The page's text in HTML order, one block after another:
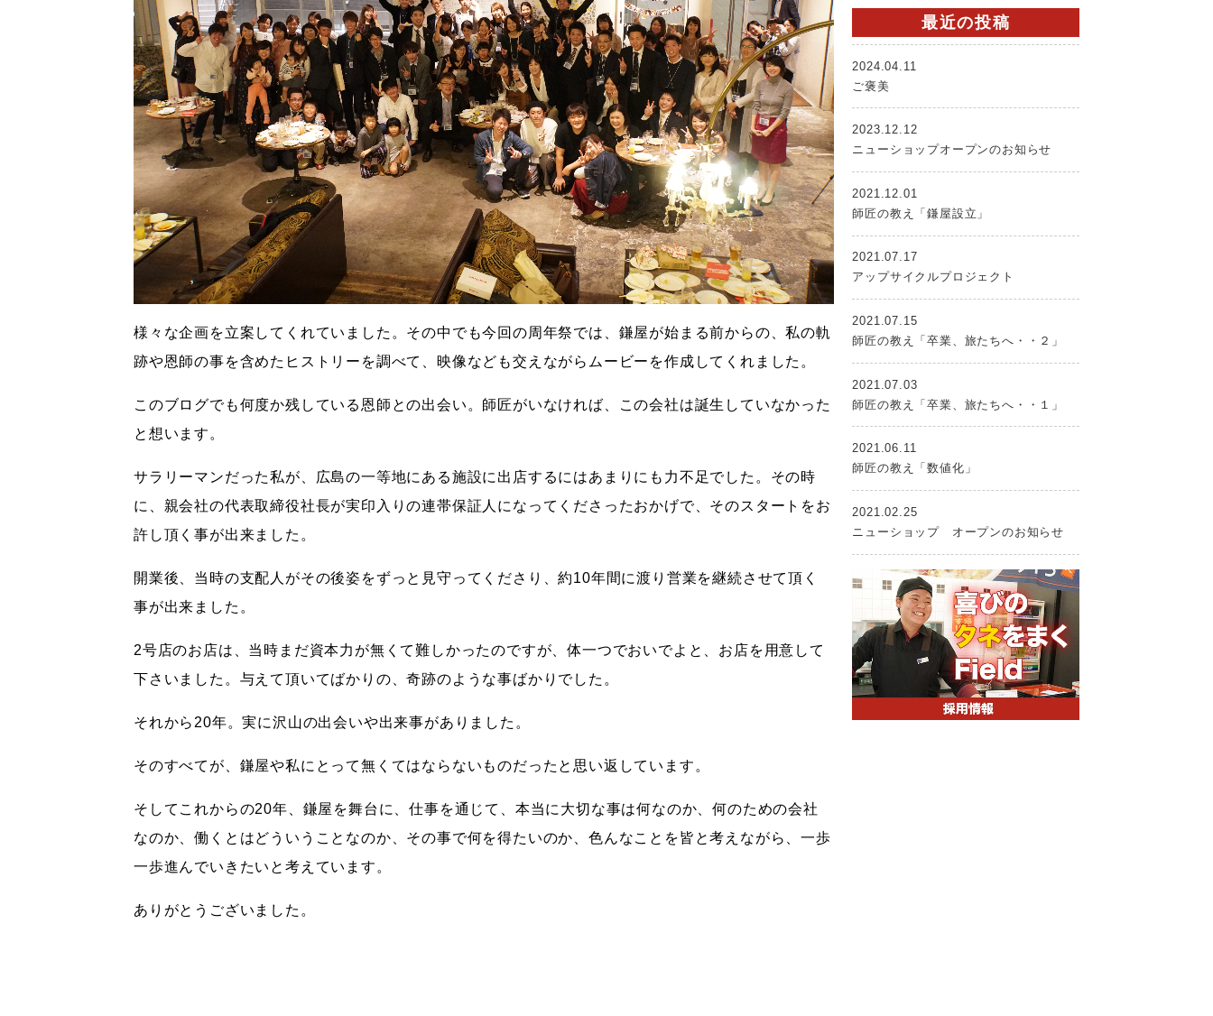
様々な企画を立案してくれていました。その中でも今回の周年祭では、鎌屋が始まる前からの、私の軌
跡や恩師の事を含めたヒストリーを調べて、映像なども交えながらムービーを作成してくれました。
このブログでも何度か残している恩師との出会い。師匠がいなければ、この会社は誕生していなかった
と想います。
サラリーマンだった私が、広島の一等地にある施設に出店するにはあまりにも力不足でした。その時
に、親会社の代表取締役社長が実印入りの連帯保証人になってくださったおかげで、そのスタートをお
許し頂く事が出来ました。
開業後、当時の支配人がその後姿をずっと見守ってくださり、約10年間に渡り営業を継続させて頂く
事が出来ました。
2号店のお店は、当時まだ資本力が無くて難しかったのですが、体一つでおいでよと、お店を用意して
下さいました。与えて頂いてばかりの、奇跡のような事ばかりでした。
それから20年。実に沢山の出会いや出来事がありました。
そのすべてが、鎌屋や私にとって無くてはならないものだったと思い返しています。
そしてこれからの20年、鎌屋を舞台に、仕事を通じて、本当に大切な事は何なのか、何のための会社
なのか、働くとはどういうことなのか、その事で何を得たいのか、色んなことを皆と考えながら、一歩
一歩進んでいきたいと考えています。
ありがとうございました。
最近の投稿
2024.04.11
ご褒美
2023.12.12
ニューショップオープンのお知らせ
2021.12.01
師匠の教え「鎌屋設立」
2021.07.17
アップサイクルプロジェクト
2021.07.15
師匠の教え「卒業、旅たちへ・・２」
2021.07.03
師匠の教え「卒業、旅たちへ・・１」
2021.06.11
師匠の教え「数値化」
2021.02.25
ニューショップ オープンのお知らせ